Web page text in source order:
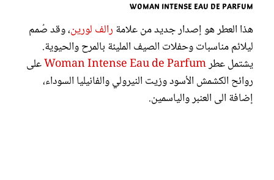
Woman Intense Eau de Parfum
هذا العطر هو إصدار جديد من علامة رالف لورين، وقد صُمم
ليلائم مناسبات وحفلات الصيف المليئة بالمرح والحيوية.
يشتمل عطرWoman Intense Eau de Parfumعلى
روائح الكشمش الأسود وزيت النيرولي والفانيليا السوداء،
إضافة الى العنبر والياسمين.